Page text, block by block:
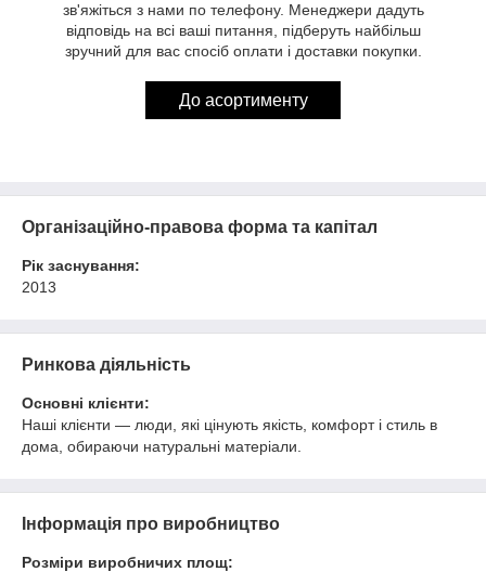
зв'яжіться з нами по телефону. Менеджери дадуть
відповідь на всі ваші питання, підберуть найбільш
зручний для вас спосіб оплати і доставки покупки.
До асортименту
Організаційно-правова форма та капітал
Рік заснування:
2013
Ринкова діяльність
Основні клієнти:
Наші клієнти — люди, які цінують якість, комфорт і стиль в
дома, обираючи натуральні матеріали.
Інформація про виробництво
Розміри виробничих площ: